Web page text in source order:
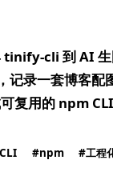
tinify-cli 到 AI
记录一套博客配
复用的 npm CLI
CLI npm 工程